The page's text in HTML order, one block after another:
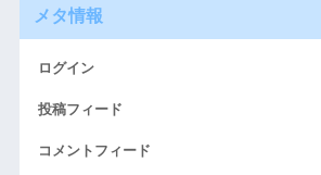
メタ情報
ログイン
投稿フィード
コメントフィード